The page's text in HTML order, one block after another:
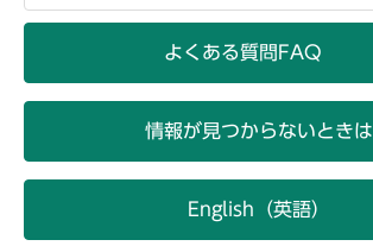
よくある質問FAQ
情報が見つからないときは
English（英語）